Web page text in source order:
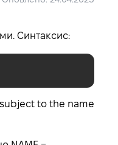
Синтаксис:
to the name